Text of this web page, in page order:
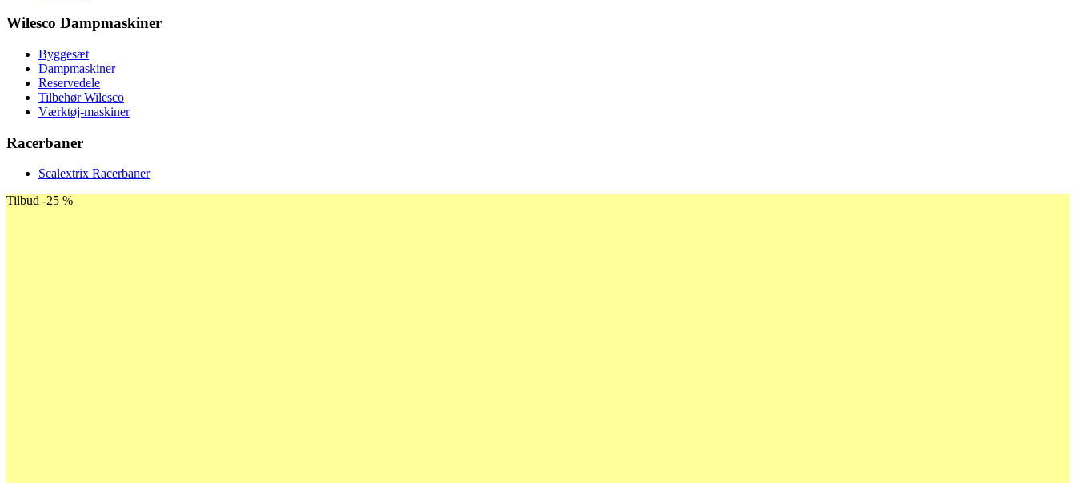
Wilesco Dampmaskiner
Byggesæt
Dampmaskiner
Reservedele
Tilbehør Wilesco
Værktøj-maskiner
Racerbaner
Scalextrix Racerbaner
Tilbud -25 %